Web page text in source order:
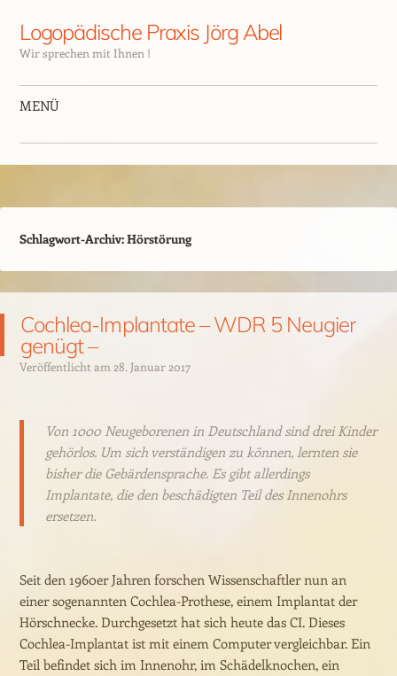
Logopädische Praxis Jörg Abel
Wir sprechen mit Ihnen !
MENÜ
Schlagwort-Archiv:Hörstörung
Cochlea-Implantate – WDR 5 Neugier
genügt –
Veröffentlicht am 28. Januar 2017
Von 1000 Neugeborenen in Deutschland sind drei Kinder
gehörlos. Um sich verständigen zu können, lernten sie
bisher die Gebärdensprache. Es gibt allerdings
Implantate, die den beschädigten Teil des Innenohrs
ersetzen.
Seit den 1960er Jahren forschen Wissenschaftler nun an
einer sogenannten Cochlea-Prothese, einem Implantat der
Hörschnecke. Durchgesetzt hat sich heute das CI. Dieses
Cochlea-Implantat ist mit einem Computer vergleichbar. Ein
Teil befindet sich im Innenohr, im Schädelknochen, ein